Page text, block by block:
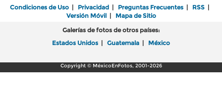
Condiciones de Uso | Privacidad | Preguntas Frecuentes | RSS |
Versión Móvil| Mapa de Sitio
Galerías de fotos de otros países:
Estados Unidos | Guatemala | México
Copyright © MéxicoEnFotos, 2001-2026